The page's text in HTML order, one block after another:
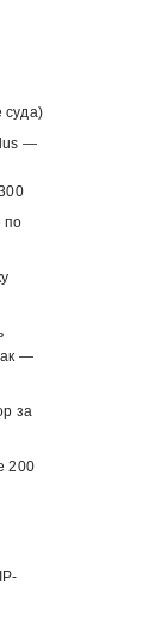
суда)
—
по
—
за
200